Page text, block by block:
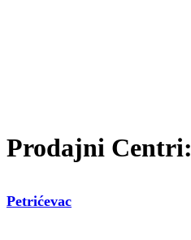
Prodajni Centri:
Petrićevac